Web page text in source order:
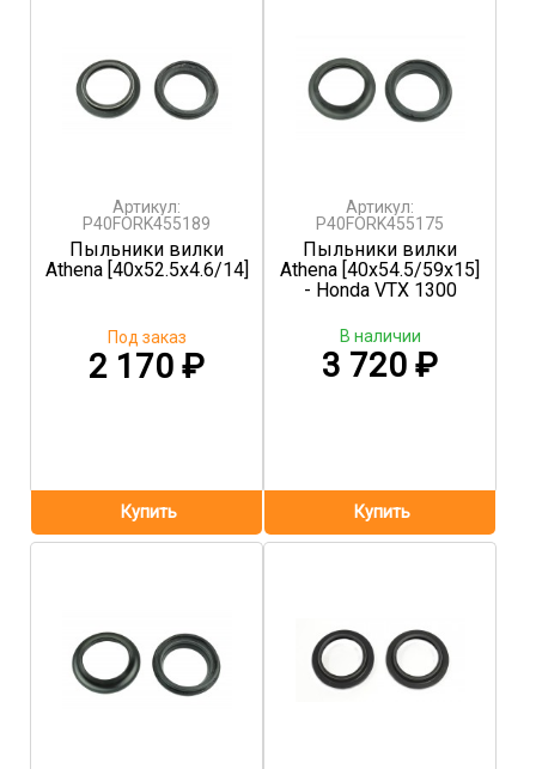
Артикул:
P40FORK455189
Пыльники вилки
Athena [40x52.5x4.6/14]
2 170 ₽
Под заказ
Артикул:
P40FORK455175
Пыльники вилки
Athena [40x54.5/59x15]
- Honda VTX 1300
3 720₽
В наличии